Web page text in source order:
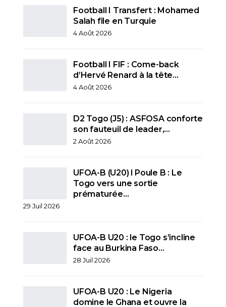
Football I Transfert : Mohamed
Salah file en Turquie
4 Août 2026
Football I FIF : Come-back
d’Hervé Renard à la tête…
4 Août 2026
D2 Togo (J5) : ASFOSA conforte
son fauteuil de leader,…
2 Août 2026
UFOA-B (U20) l Poule B : Le
Togo vers une sortie
prématurée…
29 Juil 2026
UFOA-B U20 : le Togo s’incline
face au Burkina Faso…
28 Juil 2026
UFOA-B U20 : Le Nigeria
domine le Ghana et ouvre la